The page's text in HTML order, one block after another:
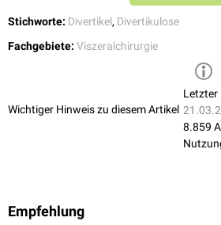
Stichworte: Divertikel, Divertikulose
Fachgebiete: Viszeralchirurgie
Wichtiger Hinweis zu diesem Artikel
Letzter
8.859
Empfehlung